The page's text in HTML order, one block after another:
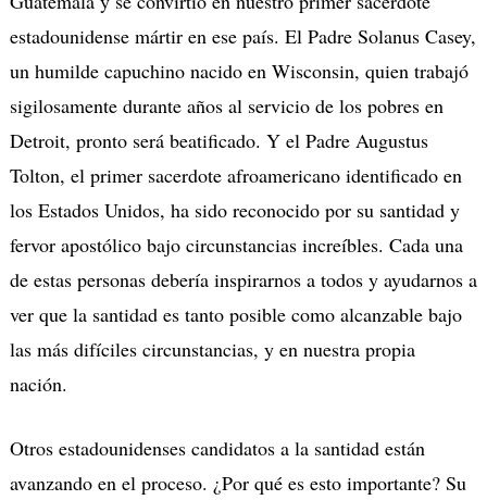
estadounidense mártir en ese país. El Padre Solanus Casey,
un humilde capuchino nacido en Wisconsin, quien trabajó
sigilosamente durante años al servicio de los pobres en
Detroit, pronto será beatificado. Y el Padre Augustus
Tolton, el primer sacerdote afroamericano identificado en
los Estados Unidos, ha sido reconocido por su santidad y
fervor apostólico bajo circunstancias increíbles. Cada una
de estas personas debería inspirarnos a todos y ayudarnos a
ver que la santidad es tanto posible como alcanzable bajo
las más difíciles circunstancias, y en nuestra propia
nación.
Otros estadounidenses candidatos a la santidad están
avanzando en el proceso. ¿Por qué es esto importante? Su